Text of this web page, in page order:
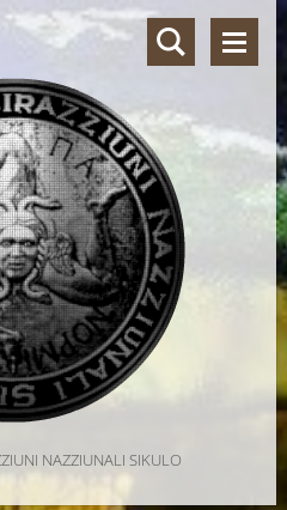
NAZZIUNALI SIKULO